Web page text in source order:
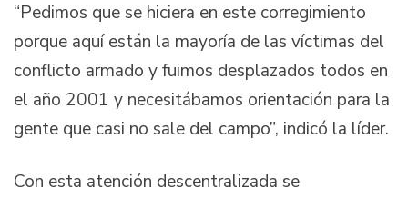
“Pedimos que se hiciera en este corregimiento
porque aquí están la mayoría de las víctimas del
conflicto armado y fuimos desplazados todos en
el año 2001 y necesitábamos orientación para la
gente que casi no sale del campo”, indicó la líder.
Con esta atención descentralizada se